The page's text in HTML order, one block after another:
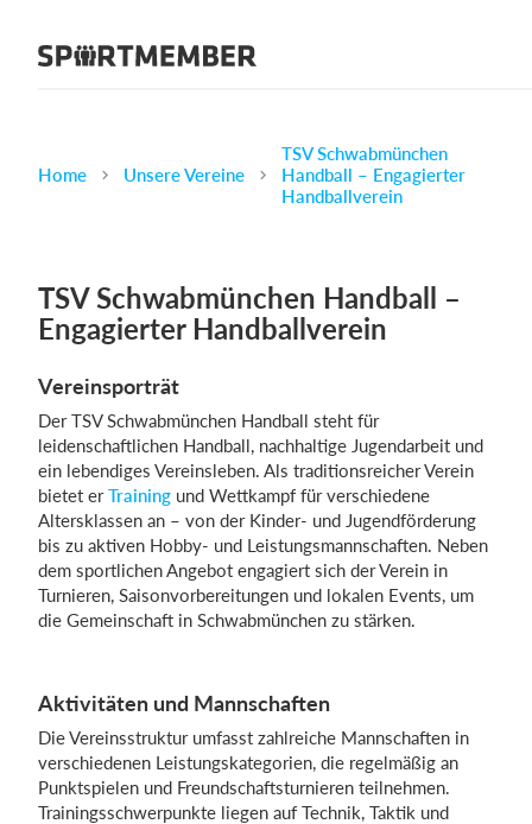
Über SportMember
Karriere
Mitgliedsbeitrag
Vereins App
Belegungsplan
Was kostet es?
Deutsch
Einloggen
Home Unsere Vereine
TSV Schwabmünchen
Handball – Engagierter
Handballverein
TSV Schwabmünchen Handball –
Engagierter Handballverein
Vereinsporträt
Der TSV Schwabmünchen Handball steht für
leidenschaftlichen Handball, nachhaltige Jugendarbeit und
ein lebendiges Vereinsleben. Als traditionsreicher Verein
bietet erTraining und Wettkampf für verschiedene
Altersklassen an – von der Kinder- und Jugendförderung
bis zu aktiven Hobby- und Leistungsmannschaften. Neben
dem sportlichen Angebot engagiert sich der Verein in
Turnieren, Saisonvorbereitungen und lokalen Events, um
die Gemeinschaft in Schwabmünchen zu stärken.
Aktivitäten und Mannschaften
Die Vereinsstruktur umfasst zahlreiche Mannschaften in
verschiedenen Leistungskategorien, die regelmäßig an
Punktspielen und Freundschaftsturnieren teilnehmen.
Trainingsschwerpunkte liegen auf Technik, Taktik und